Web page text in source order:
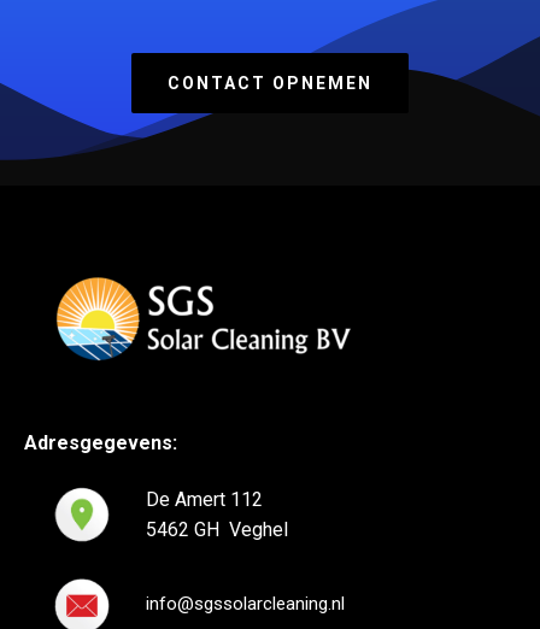
CONTACT OPNEMEN
Adresgegevens:
De Amert 112
5462 GH Veghel
info@sgssolarcleaning.nl